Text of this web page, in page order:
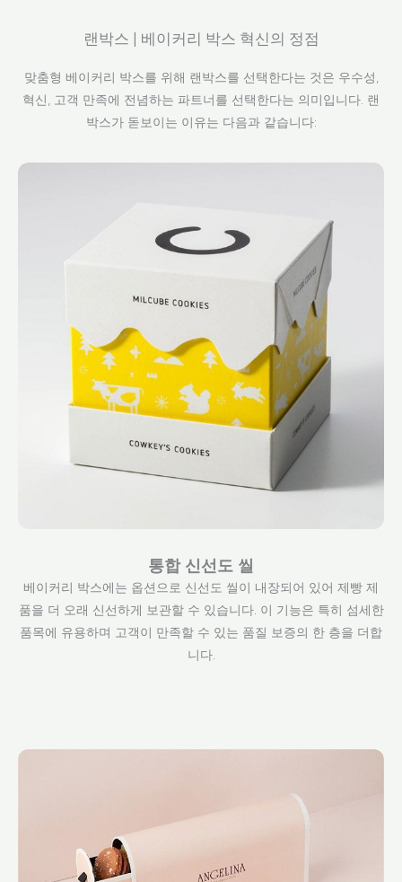
랜박스 | 베이커리 박스 혁신의 정점
맞춤형 베이커리 박스를 위해 랜박스를 선택한다는 것은 우수성,
혁신, 고객 만족에 전념하는 파트너를 선택한다는 의미입니다. 랜
박스가 돋보이는 이유는 다음과 같습니다:
통합 신선도 씰
베이커리 박스에는 옵션으로 신선도 씰이 내장되어 있어 제빵 제
품을 더 오래 신선하게 보관할 수 있습니다. 이 기능은 특히 섬세한
품목에 유용하며 고객이 만족할 수 있는 품질 보증의 한 층을 더합
니다.